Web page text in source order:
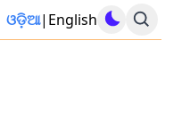
ଓଡ଼ିଆ| English